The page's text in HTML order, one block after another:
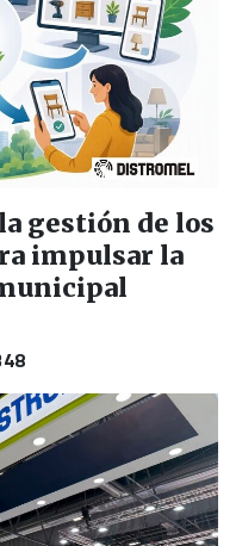
gestión de los
impulsar la